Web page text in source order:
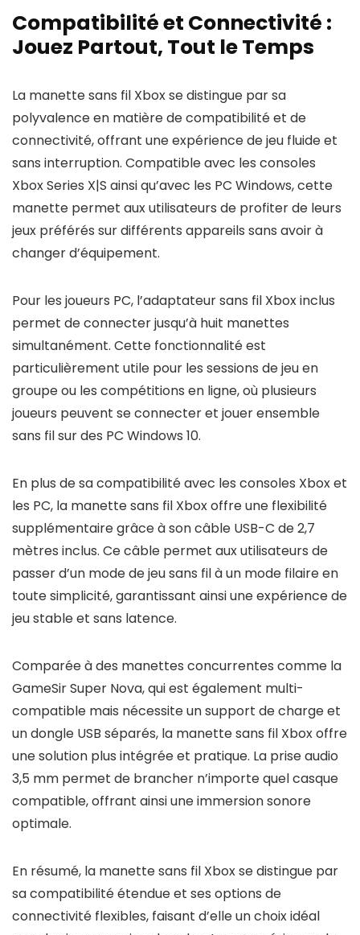
Compatibilité et Connectivité :
Jouez Partout, Tout le Temps
La manette sans fil Xbox se distingue par sa
polyvalence en matière de compatibilité et de
connectivité, offrant une expérience de jeu fluide et
sans interruption. Compatible avec les consoles
Xbox Series X|S ainsi qu’avec les PC Windows, cette
manette permet aux utilisateurs de profiter de leurs
jeux préférés sur différents appareils sans avoir à
changer d’équipement.
Pour les joueurs PC, l’adaptateur sans fil Xbox inclus
permet de connecter jusqu’à huit manettes
simultanément. Cette fonctionnalité est
particulièrement utile pour les sessions de jeu en
groupe ou les compétitions en ligne, où plusieurs
joueurs peuvent se connecter et jouer ensemble
sans fil sur des PC Windows 10.
En plus de sa compatibilité avec les consoles Xbox et
les PC, la manette sans fil Xbox offre une flexibilité
supplémentaire grâce à son câble USB-C de 2,7
mètres inclus. Ce câble permet aux utilisateurs de
passer d’un mode de jeu sans fil à un mode filaire en
toute simplicité, garantissant ainsi une expérience de
jeu stable et sans latence.
Comparée à des manettes concurrentes comme la
GameSir Super Nova, qui est également multi-
compatible mais nécessite un support de charge et
un dongle USB séparés, la manette sans fil Xbox offre
une solution plus intégrée et pratique. La prise audio
3,5 mm permet de brancher n’importe quel casque
compatible, offrant ainsi une immersion sonore
optimale.
En résumé, la manette sans fil Xbox se distingue par
sa compatibilité étendue et ses options de
connectivité flexibles, faisant d’elle un choix idéal